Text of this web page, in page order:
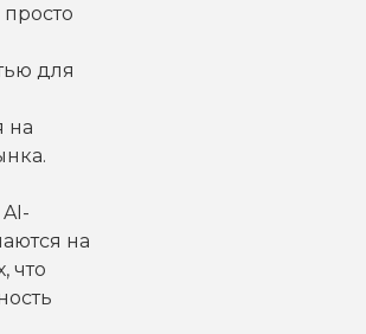
для
на
на
что